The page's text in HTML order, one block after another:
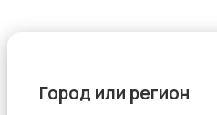
Город или регион